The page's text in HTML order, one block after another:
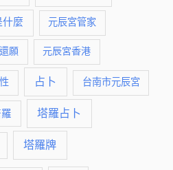
什麼 元辰宮管家
願 元辰宮香港
占卜 台南市元辰宮
塔羅占卜
塔羅牌